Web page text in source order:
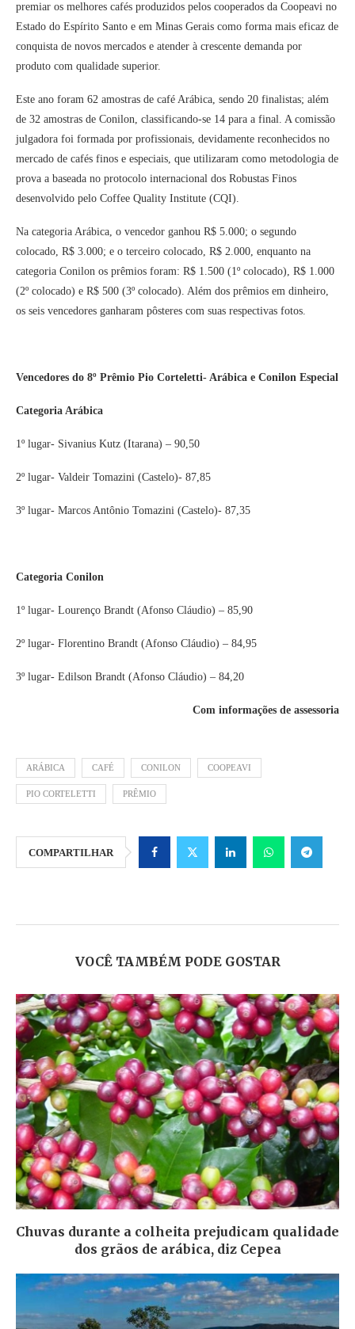
premiar os melhores cafés produzidos pelos cooperados da Coopeavi no
Estado do Espírito Santo e em Minas Gerais como forma mais eficaz de
conquista de novos mercados e atender à crescente demanda por
produto com qualidade superior.
Este ano foram 62 amostras de café Arábica, sendo 20 finalistas; além
de 32 amostras de Conilon, classificando-se 14 para a final. A comissão
julgadora foi formada por profissionais, devidamente reconhecidos no
mercado de cafés finos e especiais, que utilizaram como metodologia de
prova a baseada no protocolo internacional dos Robustas Finos
desenvolvido pelo Coffee Quality Institute (CQI).
Na categoria Arábica, o vencedor ganhou R$ 5.000; o segundo
colocado, R$ 3.000; e o terceiro colocado, R$ 2.000, enquanto na
categoria Conilon os prêmios foram: R$ 1.500 (1º colocado), R$ 1.000
(2º colocado) e R$ 500 (3º colocado). Além dos prêmios em dinheiro,
os seis vencedores ganharam pôsteres com suas respectivas fotos.
Vencedores do 8º Prêmio Pio Corteletti- Arábica e Conilon Especial
Categoria Arábica
1º lugar- Sivanius Kutz (Itarana) – 90,50
2º lugar- Valdeir Tomazini (Castelo)- 87,85
3º lugar- Marcos Antônio Tomazini (Castelo)- 87,35
Categoria Conilon
1º lugar- Lourenço Brandt (Afonso Cláudio) – 85,90
2º lugar- Florentino Brandt (Afonso Cláudio) – 84,95
3º lugar- Edilson Brandt (Afonso Cláudio) – 84,20
Com informações de assessoria
ARÁBICA CAFÉ CONILON COOPEAVI
PIO CORTELETTI PRÊMIO
COMPARTILHAR
VOCÊ TAMBÉM PODE GOSTAR
Chuvas durante a colheita prejudicam qualidade
dos grãos de arábica, diz Cepea